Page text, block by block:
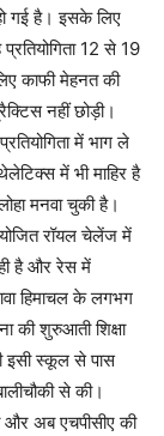
गई है। इसके लिए
12 से 19
काफी मेहनत की
नहीं छोड़ी।
में भाग ले
में भी माहिर है
मनवा चुकी है।
रॉयल चेलेंज में
है और रेस में
हिमाचल के लगभग
की शुरुआती शिक्षा
इसी स्कूल से पास
से की।
और अब एचपीसीए की